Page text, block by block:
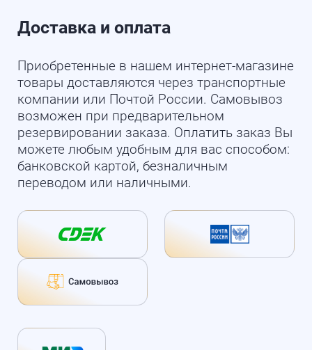
Доставка и оплата
Приобретенные в нашем интернет-магазине
товары доставляются через транспортные
компании или Почтой России. Самовывоз
возможен при предварительном
резервировании заказа. Оплатить заказ Вы
можете любым удобным для вас способом:
банковской картой, безналичным
переводом или наличными.